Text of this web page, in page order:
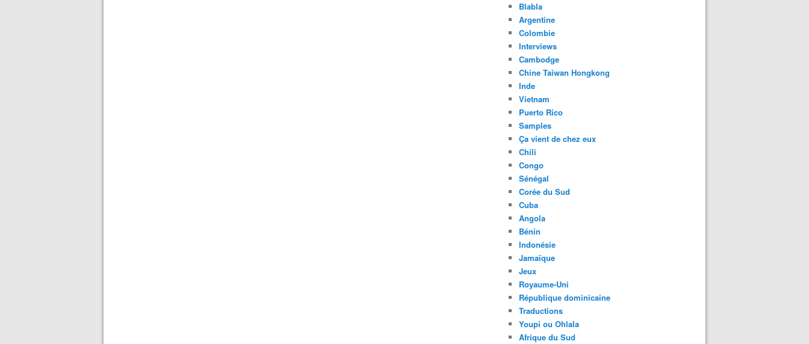
Blabla
Argentine
Colombie
Interviews
Cambodge
Chine Taiwan Hongkong
Inde
Vietnam
Puerto Rico
Samples
Ça vient de chez eux
Chili
Congo
Sénégal
Corée du Sud
Cuba
Angola
Bénin
Indonésie
Jamaïque
Jeux
Royaume-Uni
République dominicaine
Traductions
Youpi ou Ohlala
Afrique du Sud